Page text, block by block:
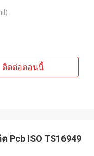
ติดต่อตอนนี้
Pcb ISO TS16949